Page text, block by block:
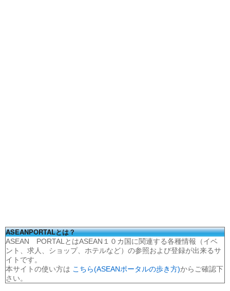
ASEANPORTALとは？
ASEAN PORTALとはASEAN１０カ国に関連する各種情報（イベ
ント、求人、ショップ、ホテルなど）の参照および登録が出来るサ
イトです。
本サイトの使い方は こちら(ASEANポータルの歩き方)からご確認下
さい。